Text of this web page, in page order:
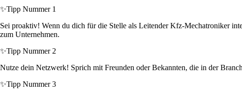
✨Tipp Nummer 1
Sei proaktiv! Wenn du dich für die Stelle als Leitender Kfz-Mechatroniker
zum Unternehmen.
✨Tipp Nummer 2
Nutze dein Netzwerk! Sprich mit Freunden oder Bekannten, die in der
✨Tipp Nummer 3